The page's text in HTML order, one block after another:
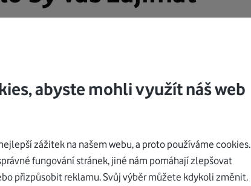
abyste mohli využít náš web
zážitek na našem webu, a proto používáme cookies.
fungování stránek, jiné nám pomáhají zlepšovat
přizpůsobit reklamu. Svůj výběr můžete kdykoli změnit.